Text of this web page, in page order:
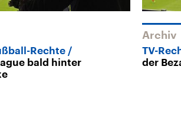
Rechte
bald hinter
Archiv
TV-
der